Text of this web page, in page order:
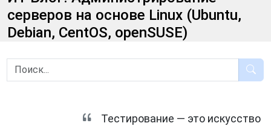
серверов на основе Linux (Ubuntu,
Debian, CentOS, openSUSE)
Тестирование — это искусство